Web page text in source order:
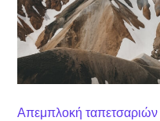
Απεμπλοκή ταπετσαριών